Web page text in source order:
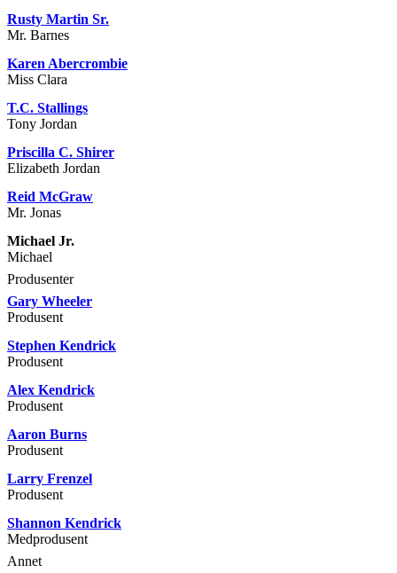
Rusty Martin Sr.
Mr. Barnes
Karen Abercrombie
Miss Clara
T.C. Stallings
Tony Jordan
Priscilla C. Shirer
Elizabeth Jordan
Reid McGraw
Mr. Jonas
Michael Jr.
Michael
Produsenter
Gary Wheeler
Produsent
Stephen Kendrick
Produsent
Alex Kendrick
Produsent
Aaron Burns
Produsent
Larry Frenzel
Produsent
Shannon Kendrick
Medprodusent
Annet